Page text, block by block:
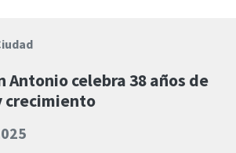
Antonio celebra 38 años de
crecimiento